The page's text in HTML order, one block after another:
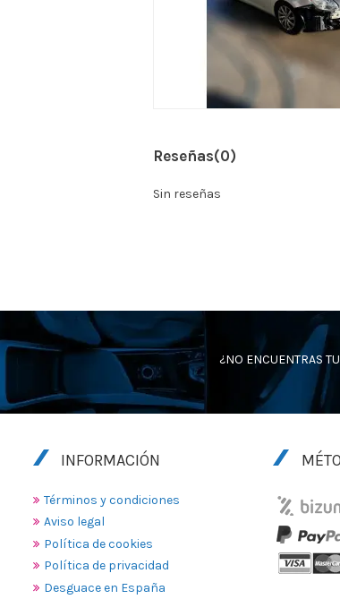
Reseñas(0)
Sin reseñas
¿NO ENCUENTRAS
INFORMACIÓN
Términos y condiciones
Aviso legal
Política de cookies
Política de privacidad
Desguace en España